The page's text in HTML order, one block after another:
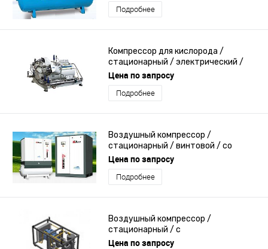
Подробнее
Компрессор для кислорода /
стационарный / электрический /
поршневый
Цена по запросу
Подробнее
Воздушный компрессор /
стационарный / винтовой / со
смазкой
Цена по запросу
Подробнее
Воздушный компрессор /
стационарный / с
электродвигателем / винтовой
Цена по запросу